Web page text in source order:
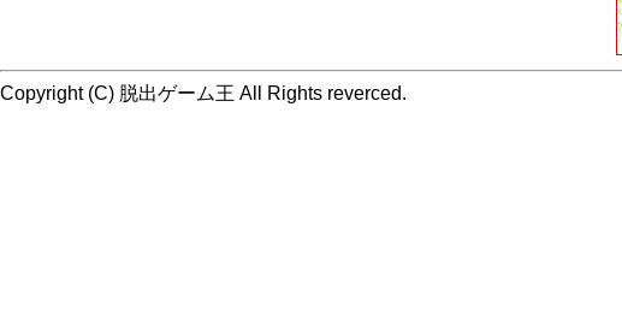
Copyright (C) 脱出ゲーム王 All Rights reverced.